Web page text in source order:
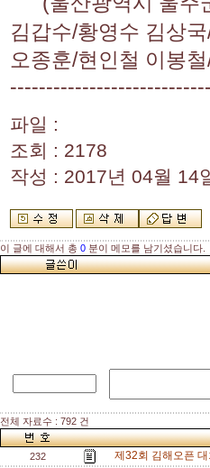
김갑수/황영수 김상
오종훈/현인철 이봉
파일 :
조회 : 2178
작성 : 2017년 04월 14
이 글에 대해서 총 0 분이 메모를 남기셨습니다.
전체 자료수 : 792 건
232 제32회 김해오픈